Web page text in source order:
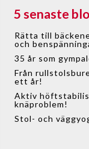
5 senaste
Rätta till
och
35 år som
Från
ett år!
Aktiv
knäproblem!
Stol- och